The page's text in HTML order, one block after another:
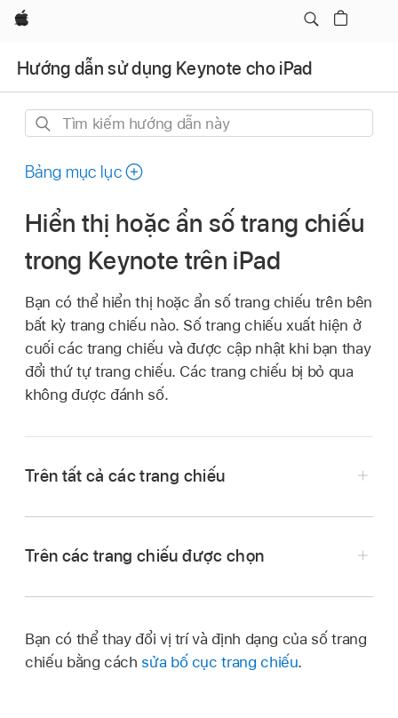
Apple
Hướng dẫn sử dụng Keynote cho iPad
Tìm
hướng
này
Bảng mục lục
Hiển thị hoặc ẩn số trang chiếu
trong Keynote trên iPad
Bạn có thể hiển thị hoặc ẩn số trang chiếu trên bên
bất kỳ trang chiếu nào. Số trang chiếu xuất hiện ở
cuối các trang chiếu và được cập nhật khi bạn thay
đổi thứ tự trang chiếu. Các trang chiếu bị bỏ qua
không được đánh số.
Trên tất cả các trang chiếu
Mở bài thuyết trình.
trình, sau đó chọn Hiển thị số trang chiếu.
Trên các trang chiếu được chọn
Chọn các trang chiếubạn muốn hiển thị hoặc
Bạn có thể thay đổi vị trí và định dạng của số trang
chiếu bằng cách sửa bố cục trang chiếu.